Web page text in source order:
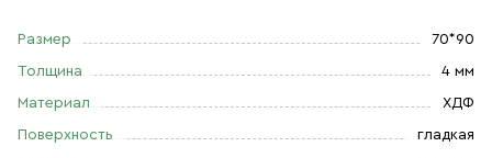
Размер 70*90
Толщина 4 мм
Материал ХДФ
Поверхность гладкая